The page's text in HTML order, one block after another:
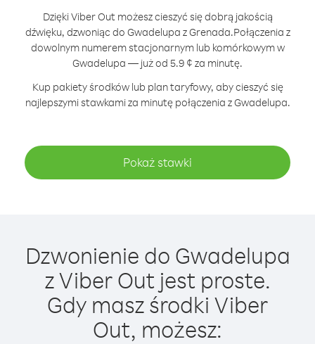
Dzięki Viber Out możesz cieszyć się dobrą jakością
dźwięku, dzwoniąc do Gwadelupa z Grenada.Połączenia z
dowolnym numerem stacjonarnym lub komórkowym w
Gwadelupa — już od 5.9 ¢ za minutę.
Kup pakiety środków lub plan taryfowy, aby cieszyć się
najlepszymi stawkami za minutę połączenia z Gwadelupa.
Pokaż stawki
Dzwonienie do Gwadelupa
z Viber Out jest proste.
Gdy masz środki Viber
Out, możesz: